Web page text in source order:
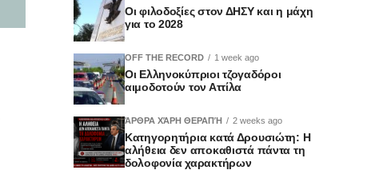
Οι φιλοδοξίες στον ΔΗΣΥ και η μάχη
για το 2028
OFF THE RECORD 1 week ago
Οι Ελληνοκύπριοι τζογαδόροι
αιμοδοτούν τον Αττίλα
ΆΡΘΡΑ ΧΆΡΗ ΘΕΡΑΠΉ 2 weeks ago
Κατηγορητήρια κατά Δρουσιώτη: Η
αλήθεια δεν αποκαθιστά πάντα τη
δολοφονία χαρακτήρων